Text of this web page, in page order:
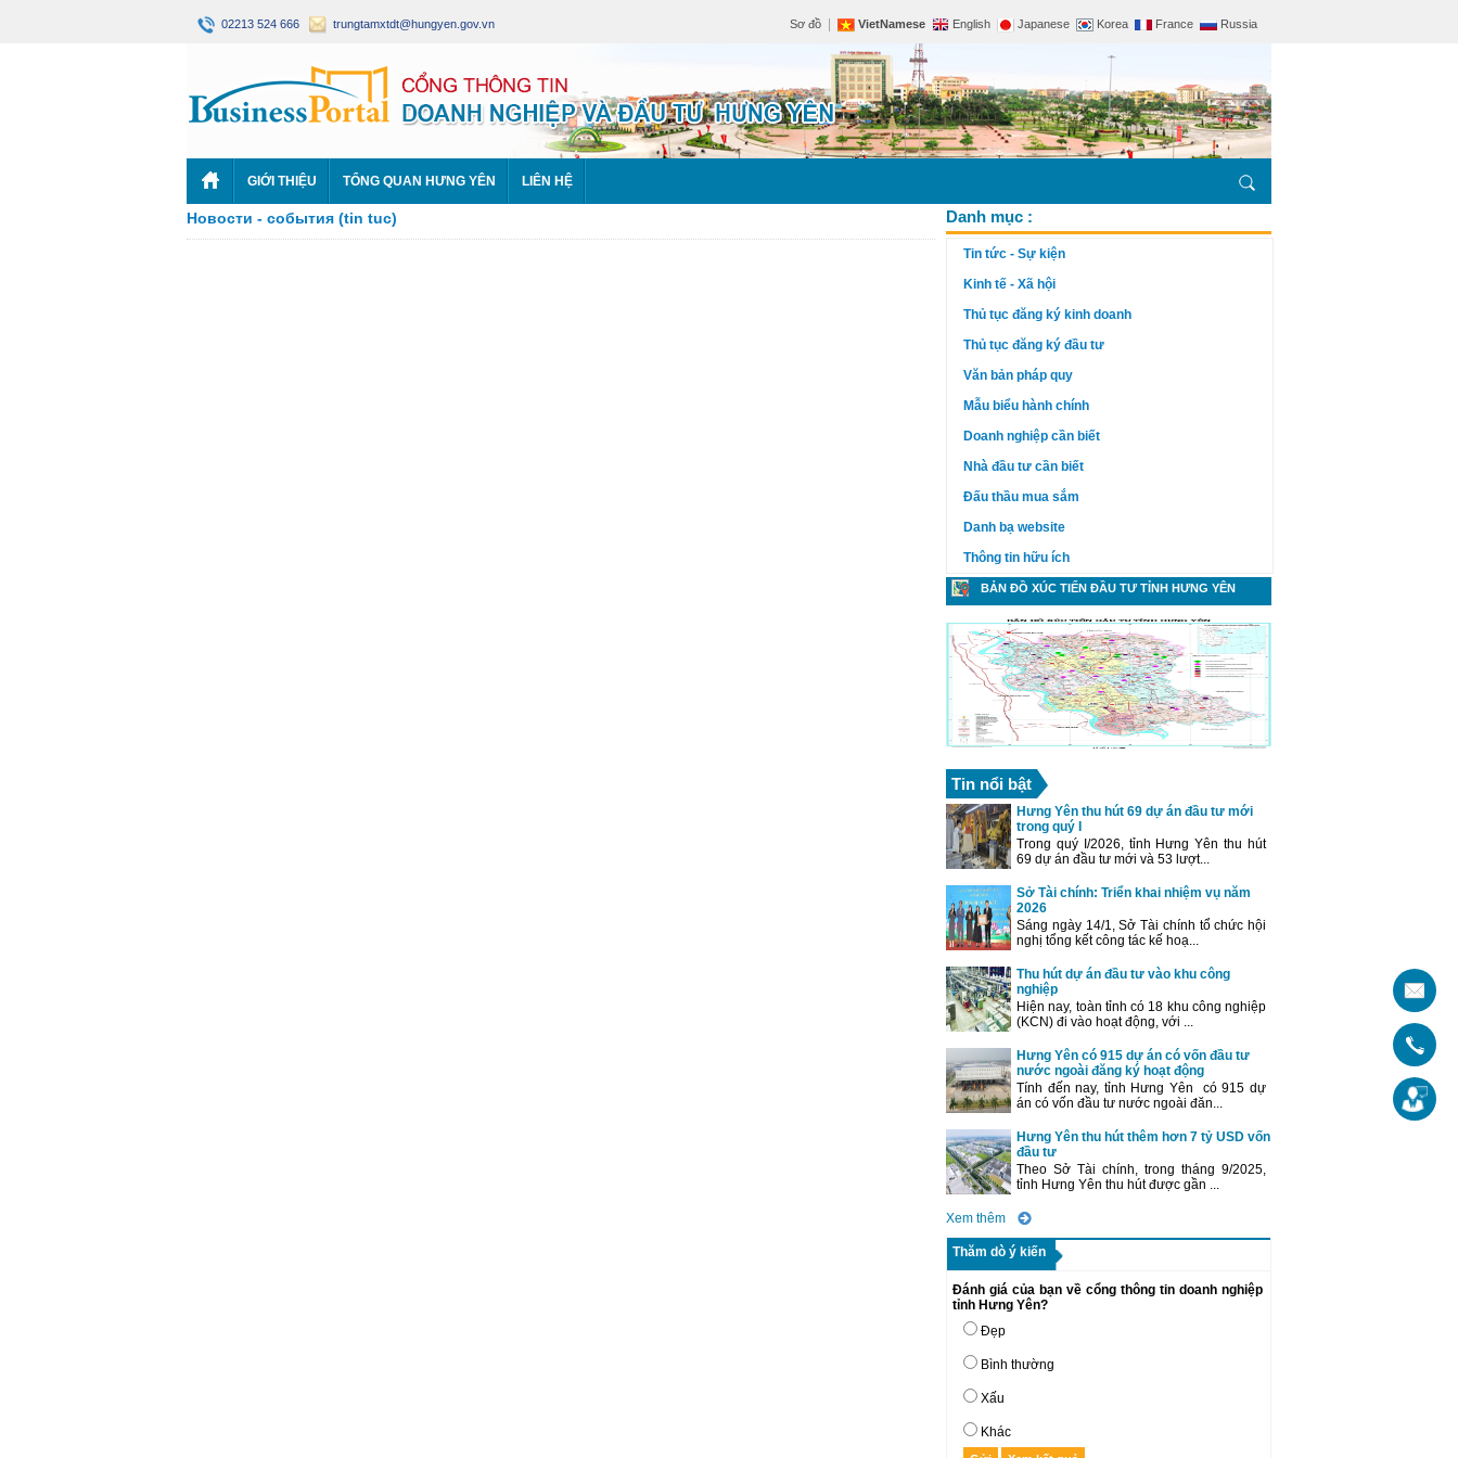
02213 524 666 trungtamxtdt@hungyen.gov.vn Sơ đồ VietNamese English Japanese Korea France Russia
GIỚI THIỆU TỔNG QUAN HƯNG YÊN LIÊN HỆ
Новости - события (tin tuc) Danh mục :
Tin tức - Sự kiện
Kinh tế - Xã hội
Thủ tục đăng ký kinh doanh
Thủ tục đăng ký đầu tư
Văn bản pháp quy
Mẫu biểu hành chính
Doanh nghiệp cần biết
Nhà đầu tư cần biết
Đấu thầu mua sắm
Danh bạ website
Thông tin hữu ích
BẢN ĐỒ XÚC TIẾN ĐẦU TƯ TỈNH HƯNG YÊN
Tin nổi bật
Hưng Yên thu hút 69 dự án đầu tư mới
trong quý I
Trong quý I/2026, tỉnh Hưng Yên thu hút
69 dự án đầu tư mới và 53 lượt...
Sở Tài chính: Triển khai nhiệm vụ năm
2026
Sáng ngày 14/1, Sở Tài chính tổ chức hội
nghị tổng kết công tác kế hoạ...
Thu hút dự án đầu tư vào khu công
nghiệp
Hiện nay, toàn tỉnh có 18 khu công nghiệp
(KCN) đi vào hoạt động, với ...
Hưng Yên có 915 dự án có vốn đầu tư
nước ngoài đăng ký hoạt động
Tính đến nay, tỉnh Hưng Yên có 915 dự
án có vốn đầu tư nước ngoài đăn...
Hưng Yên thu hút thêm hơn 7 tỷ USD vốn
đầu tư
Theo Sở Tài chính, trong tháng 9/2025,
tỉnh Hưng Yên thu hút được gần ...
Xem thêm
Thăm dò ý kiến
Đánh giá của bạn về cổng thông tin doanh nghiệp
tỉnh Hưng Yên?
Đẹp
Bình thường
Xấu
Khác